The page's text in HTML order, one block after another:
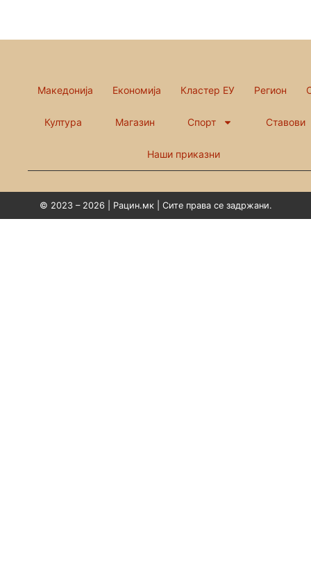
Македонија Економија Кластер ЕУ Регион
Култура Магазин Спорт Ставови
Наши приказни
© 2023 – 2026 | Рацин.мк | Сите права се задржани.